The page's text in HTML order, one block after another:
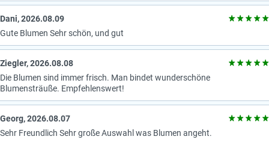
Dani, 2026.08.09
Gute Blumen Sehr schön, und gut
Ziegler, 2026.08.08
Die Blumen sind immer frisch. Man bindet wunderschöne
Blumensträuße. Empfehlenswert!
Georg, 2026.08.07
Sehr Freundlich Sehr große Auswahl was Blumen angeht.